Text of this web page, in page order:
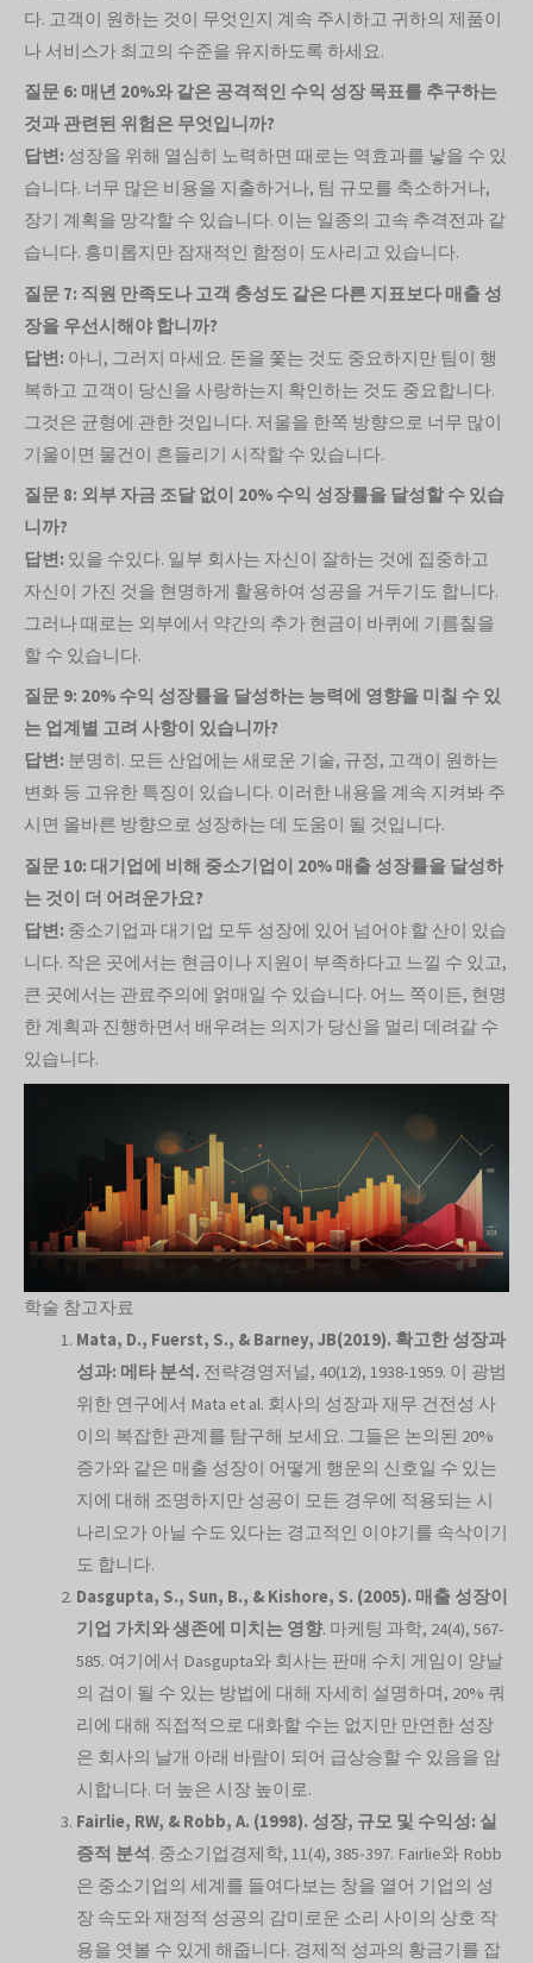
다. 고객이 원하는 것이 무엇인지 계속 주시하고 귀하의 제품이
나 서비스가 최고의 수준을 유지하도록 하세요.
질문 6: 매년 20%와 같은 공격적인 수익 성장 목표를 추구하는
것과 관련된 위험은 무엇입니까?
답변: 성장을 위해 열심히 노력하면 때로는 역효과를 낳을 수 있
습니다. 너무 많은 비용을 지출하거나, 팀 규모를 축소하거나,
장기 계획을 망각할 수 있습니다. 이는 일종의 고속 추격전과 같
습니다. 흥미롭지만 잠재적인 함정이 도사리고 있습니다.
질문 7: 직원 만족도나 고객 충성도 같은 다른 지표보다 매출 성
장을 우선시해야 합니까?
답변: 아니, 그러지 마세요. 돈을 쫓는 것도 중요하지만 팀이 행
복하고 고객이 당신을 사랑하는지 확인하는 것도 중요합니다.
그것은 균형에 관한 것입니다. 저울을 한쪽 방향으로 너무 많이
기울이면 물건이 흔들리기 시작할 수 있습니다.
질문 8: 외부 자금 조달 없이 20% 수익 성장률을 달성할 수 있습
니까?
답변: 있을 수있다. 일부 회사는 자신이 잘하는 것에 집중하고
자신이 가진 것을 현명하게 활용하여 성공을 거두기도 합니다.
그러나 때로는 외부에서 약간의 추가 현금이 바퀴에 기름칠을
할 수 있습니다.
질문 9: 20% 수익 성장률을 달성하는 능력에 영향을 미칠 수 있
는 업계별 고려 사항이 있습니까?
답변: 분명히. 모든 산업에는 새로운 기술, 규정, 고객이 원하는
변화 등 고유한 특징이 있습니다. 이러한 내용을 계속 지켜봐 주
시면 올바른 방향으로 성장하는 데 도움이 될 것입니다.
질문 10: 대기업에 비해 중소기업이 20% 매출 성장률을 달성하
는 것이 더 어려운가요?
답변: 중소기업과 대기업 모두 성장에 있어 넘어야 할 산이 있습
니다. 작은 곳에서는 현금이나 지원이 부족하다고 느낄 수 있고,
큰 곳에서는 관료주의에 얽매일 수 있습니다. 어느 쪽이든, 현명
한 계획과 진행하면서 배우려는 의지가 당신을 멀리 데려갈 수
있습니다.
학술 참고자료
Mata, D., Fuerst, S., & Barney, JB(2019). 확고한 성장과
성과: 메타 분석. 전략경영저널, 40(12), 1938-1959. 이 광범
위한 연구에서 Mata et al. 회사의 성장과 재무 건전성 사
이의 복잡한 관계를 탐구해 보세요. 그들은 논의된 20%
증가와 같은 매출 성장이 어떻게 행운의 신호일 수 있는
지에 대해 조명하지만 성공이 모든 경우에 적용되는 시
나리오가 아닐 수도 있다는 경고적인 이야기를 속삭이기
도 합니다.
Dasgupta, S., Sun, B., & Kishore, S. (2005). 매출 성장이
기업 가치와 생존에 미치는 영향. 마케팅 과학, 24(4), 567-
585. 여기에서 Dasgupta와 회사는 판매 수치 게임이 양날
의 검이 될 수 있는 방법에 대해 자세히 설명하며, 20% 쿼
리에 대해 직접적으로 대화할 수는 없지만 만연한 성장
은 회사의 날개 아래 바람이 되어 급상승할 수 있음을 암
시합니다. 더 높은 시장 높이로.
Fairlie, RW, & Robb, A. (1998). 성장, 규모 및 수익성: 실
증적 분석 . 중소기업경제학, 11(4), 385-397. Fairlie와 Robb
은 중소기업의 세계를 들여다보는 창을 열어 기업의 성
장 속도와 재정적 성공의 감미로운 소리 사이의 상호 작
용을 엿볼 수 있게 해줍니다. 경제적 성과의 황금기를 잡